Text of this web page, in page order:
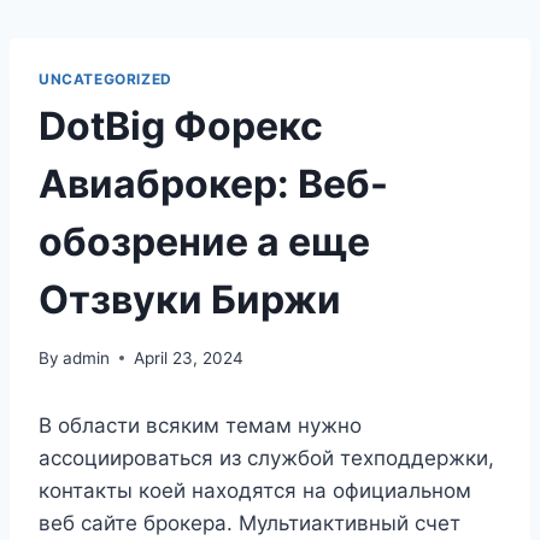
UNCATEGORIZED
DotBig Форекс
Авиаброкер: Веб-
обозрение а еще
Отзвуки Биржи
By admin April 23, 2024
В области всяким темам нужно
ассоциироваться из службой техподдержки,
контакты коей находятся на официальном
веб сайте брокера. Мультиактивный счет